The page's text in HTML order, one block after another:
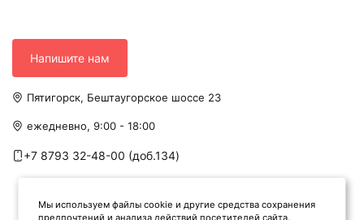
Напишите нам
Пятигорск, Бештаугорское шоссе 23
ежедневно, 9:00 - 18:00
+7 8793 32-48-00 (доб.134)
Мы используем файлы cookie и другие средства сохранения
предпочтений и анализа действий посетителей сайта.